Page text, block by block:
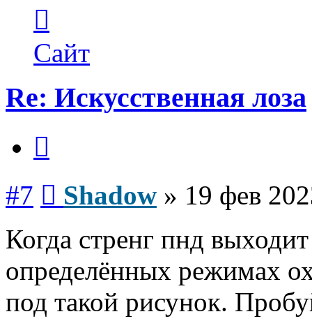
пользователя
Shadow
Сайт
Re: Искусственная лоза
#7 Shadow » 19 фев
Когда стренг пнд
определённых режимах
под такой рисунок.